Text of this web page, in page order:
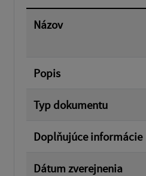
Názov
Popis
Typ dokumentu
Doplňujúce informácie
Dátum zverejnenia